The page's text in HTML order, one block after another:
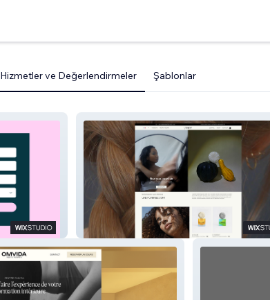
Hizmetler ve Değerlendirmeler Şablonlar
Utopy